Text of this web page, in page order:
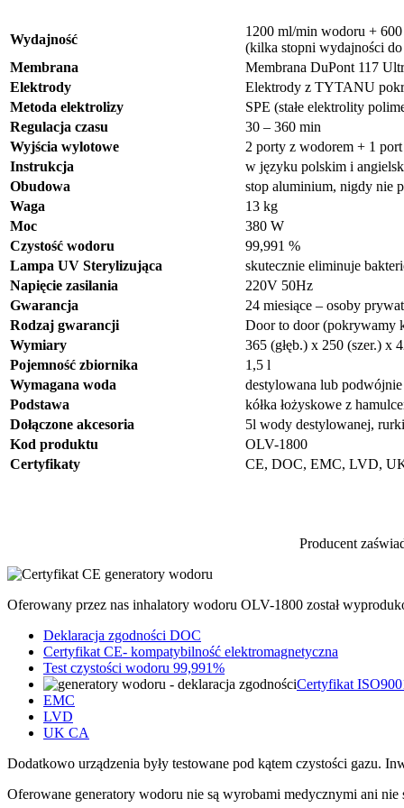
Wydajność
1200 ml/min wodoru +
(kilka stopni wydajności
Membrana
Membrana DuPont 117
Elektrody
Elektrody z TYTANU
Metoda elektrolizy
SPE (stałe elektrolity
Regulacja czasu
30 – 360 min
Wyjścia wylotowe
2 porty z wodorem + 1
Instrukcja
w języku polskim i
Obudowa
stop aluminium, nigdy nie
Waga
13 kg
Moc
380 W
Czystość wodoru
99,991 %
Lampa UV Sterylizująca
skutecznie eliminuje
Napięcie zasilania
220V 50Hz
Gwarancja
24 miesiące – osoby
Rodzaj gwarancji
Door to door (pokrywamy
Wymiary
365 (głęb.) x 250 (szer.) x
Pojemność zbiornika
1,5 l
Wymagana woda
destylowana lub
Podstawa
kółka łożyskowe z
Dołączone akcesoria
5l wody destylowanej,
Kod produktu
OLV-1800
Certyfikaty
CE, DOC, EMC, LVD,
Producent
Oferowany przez nas inhalatory wodoru OLV-1800 został
Deklaracja zgodności DOC
Certyfikat CE- kompatybilność elektromagnetyczna
Test czystości wodoru 99,991%
Certyfikat
EMC
LVD
UK CA
Dodatkowo urządzenia były testowane pod kątem czystości gazu.
Oferowane generatory wodoru nie są wyrobami medycznymi ani